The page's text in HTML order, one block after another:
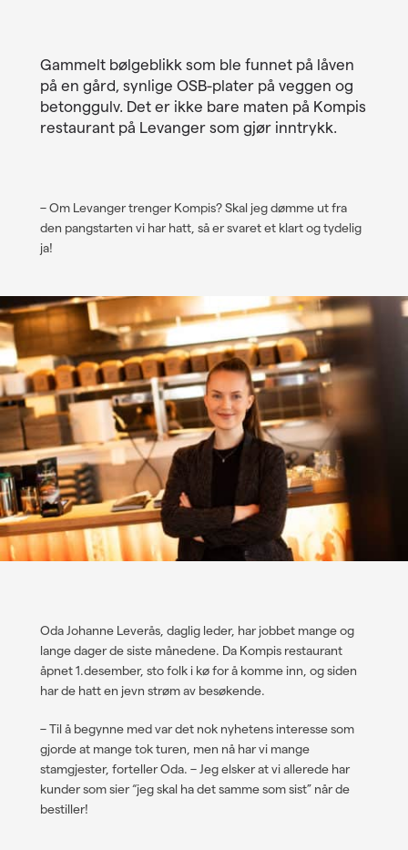
Gammelt bølgeblikk som ble funnet på låven
på en gård, synlige OSB-plater på veggen og
betonggulv. Det er ikke bare maten på Kompis
restaurant på Levanger som gjør inntrykk.
Epost
–Om Levanger trenger Kompis? Skal jeg dømme ut fra
den pangstarten vi har hatt, så er svaret et klart og tydelig
ja!
Oda Johanne Leverås, daglig leder, har jobbet mange og
lange dager de siste månedene. Da Kompis restaurant
åpnet 1.desember, sto folk i kø for å komme inn, og siden
har de hatt en jevn strøm av besøkende.
–Til å begynne med var det nok nyhetens interesse som
gjorde at mange tok turen, men nå har vi mange
stamgjester, forteller Oda. – Jeg elsker at vi allerede har
kunder som sier “jeg skal ha det samme som sist” når de
bestiller!